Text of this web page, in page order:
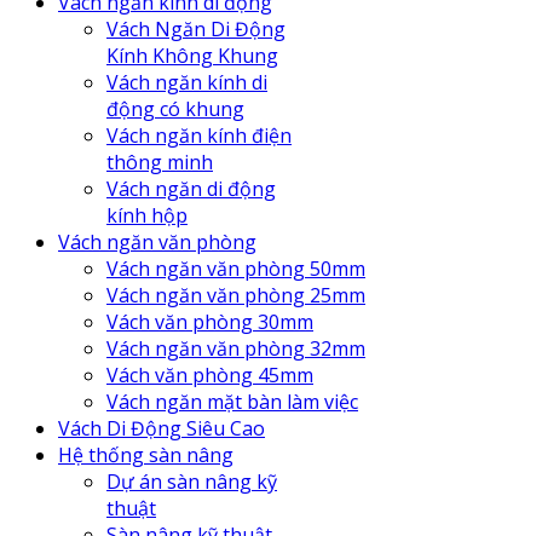
Vách Ngăn Di Động
Kính Không Khung
Vách ngăn kính di
động có khung
Vách ngăn kính điện
thông minh
Vách ngăn di động
kính hộp
Vách ngăn văn phòng
Vách ngăn văn phòng 50mm
Vách ngăn văn phòng 25mm
Vách văn phòng 30mm
Vách ngăn văn phòng 32mm
Vách văn phòng 45mm
Vách ngăn mặt bàn làm việc
Vách Di Động Siêu Cao
Hệ thống sàn nâng
Dự án sàn nâng kỹ
thuật